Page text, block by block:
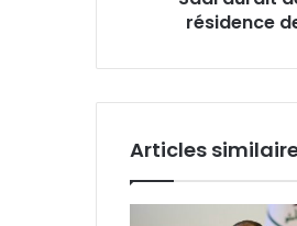
résidence
Articles